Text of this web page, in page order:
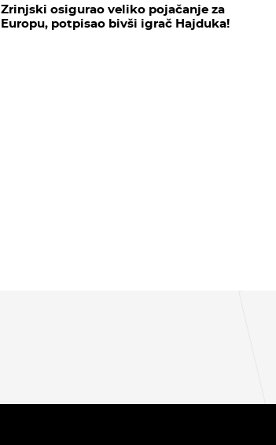
Zrinjski osigurao veliko pojačanje za
Europu, potpisao bivši igrač Hajduka!